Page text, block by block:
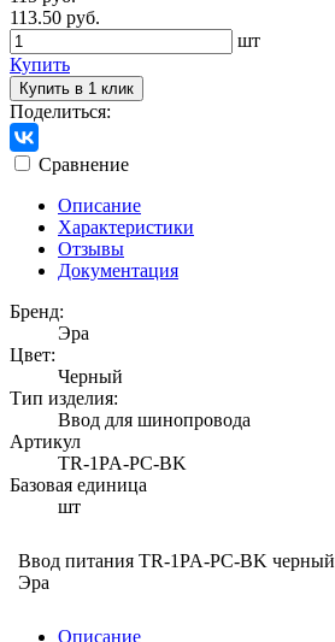
113.50 руб.
шт
Купить
Купить в 1 клик
Поделиться:
Сравнение
Описание
Характеристики
Отзывы
Документация
Бренд:
Эра
Цвет:
Черный
Тип изделия:
Ввод для шинопровода
Артикул
TR-1PA-PC-BK
Базовая единица
шт
Ввод питания TR-1PA-PC-BK черный
Эра
Описание